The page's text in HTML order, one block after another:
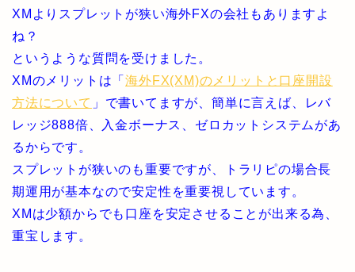
XMよりスプレットが狭い海外FXの会社もありますよ
ね？
というような質問を受けました。
XMのメリットは「海外FX(XM)のメリットと口座開設
方法について 」で書いてますが、簡単に言えば、レバ
レッジ888倍、入金ボーナス、ゼロカットシステムがあ
るからです。
スプレットが狭いのも重要ですが、トラリピの場合長
期運用が基本なので安定性を重要視しています。
XMは少額からでも口座を安定させることが出来る為、
重宝します。